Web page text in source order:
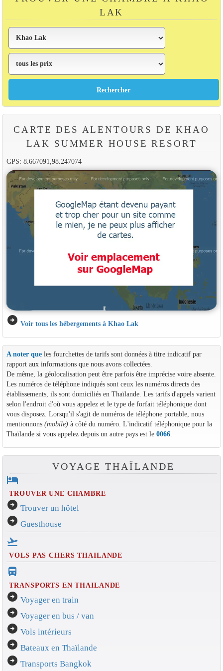
LAK
CARTE DES ALENTOURS DE KHAO
LAK SUMMER HOUSE RESORT
GPS: 8.667091,98.247074
arrow_circle_right Voir tous les hébergements à Khao Lak
A noter queles fourchettes de tarifs sont données à titre indicatif par
rapport aux informations que nous avons collectées.
De même, la géolocalisation peut être parfois être imprécise voire absente.
Les numéros de téléphone indiqués sont ceux les numéros directs des
établissements, ils sont domiciliés en Thaïlande. Les tarifs d'appels varient
selon l'endroit d'où vous appelez et le type de forfait téléphonique dont
vous disposez. Lorsqu'il s'agit de numéros de téléphone portable, nous
mentionnons (mobile)à côté du numéro. L'indicatif téléphonique pour la
Thaïlande si vous appelez depuis un autre pays est le 0066.
VOYAGE THAÏLANDE
hotel
TROUVER UNE CHAMBRE
arrow_circle_right Trouver un hôtel
arrow_circle_right Guesthouse
flight_takeoff
VOLS PAS CHERS THAILANDE
directions_bus_filled
TRANSPORTS EN THAILANDE
arrow_circle_right Voyager en train
arrow_circle_right Voyager en bus / van
arrow_circle_right Vols intérieurs
arrow_circle_right Bateaux en Thaïlande
arrow_circle_right Transports Bangkok